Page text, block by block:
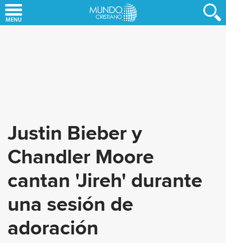
to
Justin Bieber y
Chandler Moore
cantan 'Jireh' durante
una sesión de
adoración